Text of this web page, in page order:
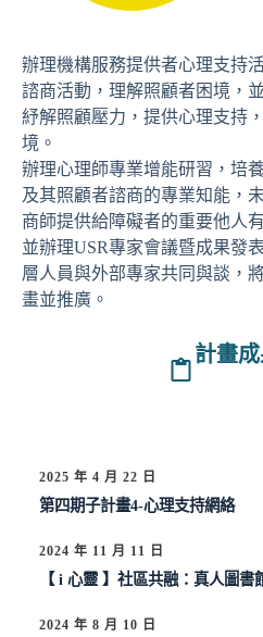
辦理機構服務提供者心理支持
諮商活動，理解照顧者困境，
紓解照顧壓力，提供心理支持
境。
辦理心理師專業增能研習，培
及其照顧者諮商的專業知能，
商師提供給障礙者的重要他人
並辦理USR專家會議暨成果發
層人員與外部專家共同與談，
畫並推廣。
計畫
2025 年 4 月 22 日
第四期子計畫4-心理支持網絡
2024 年 11 月 11 日
【 i 心靈 】社區共融：真人圖書
2024 年 8 月 10 日